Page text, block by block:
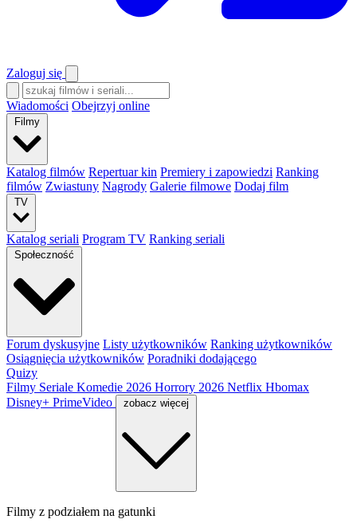
Zaloguj się
Wiadomości Obejrzyj online
Filmy
Katalog filmów Repertuar kin Premiery i zapowiedzi Ranking
filmów Zwiastuny Nagrody Galerie filmowe Dodaj film
TV
Katalog seriali Program TV Ranking seriali
Społeczność
Forum dyskusyjne Listy użytkowników Ranking użytkowników
Osiągnięcia użytkowników Poradniki dodającego
Quizy
Filmy Seriale Komedie 2026 Horrory 2026 Netflix Hbomax
Disney+ PrimeVideo zobacz więcej
Filmy z podziałem na gatunki